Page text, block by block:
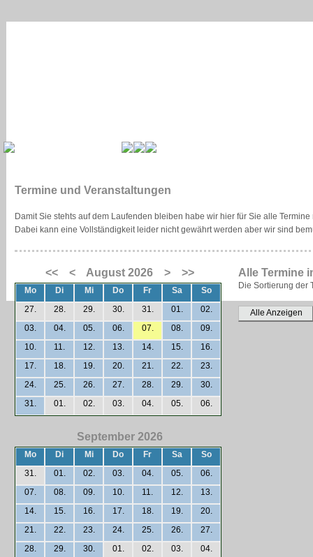
Termine und Veranstaltungen
Damit Sie stehts auf dem Laufenden bleiben habe wir hier für Sie alle
Dabei kann eine Vollständigkeit leider nicht gewährt werden aber wir sind
<< < August 2026 > >>
Mo Di Mi Do Fr Sa
So
27.
28. 29. 30. 31. 01.
02.
03.
04. 05. 06. 07. 08.
09.
10.
11. 12. 13. 14. 15.
16.
17.
18. 19. 20. 21. 22.
23.
24.
25. 26. 27. 28. 29.
30.
31.
01. 02. 03. 04. 05. 06.
September 2026
Mo Di Mi Do Fr Sa
So
31.
01. 02. 03. 04. 05.
06.
07.
08. 09. 10. 11. 12.
13.
14.
15. 16. 17. 18. 19.
20.
21.
22. 23. 24. 25. 26.
27.
28.
29. 30. 01. 02. 03. 04.
Alle Termine
Die Sortierung der
Alle Anzeigen